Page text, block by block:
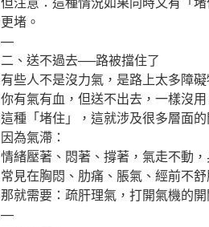
更堵。
—
二、送不過去──路被擋住了
有些人不是沒力氣，是路上太多障礙
你有氣有血，但送不出去，一樣沒用
這種「堵住」，這就涉及很多層面的
因為氣滯：
情緒壓著、悶著、撐著，氣走不動
常見在胸悶、肋痛、脹氣、經前不
那就需要：疏肝理氣，打開氣機的開
—